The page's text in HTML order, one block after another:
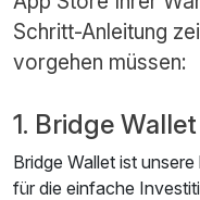
Schritt-Anleitung
vorgehen müssen:
1. Bridge
Bridge Wallet ist
für die einfache